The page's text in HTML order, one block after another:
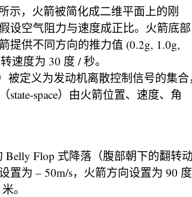
示，火箭被简化成二维平面上的刚
设空气阻力与速度成正比。火箭底部
提供不同方向的推力值 (0.2g, 1.0g,
速度为 30 度 / 秒。
被定义为发动机离散控制信号的集合
space）由火箭位置、速度、角
Belly Flop 式降落（腹部朝下的翻转动
置为 – 50m/s，火箭方向设置为 90 度
。